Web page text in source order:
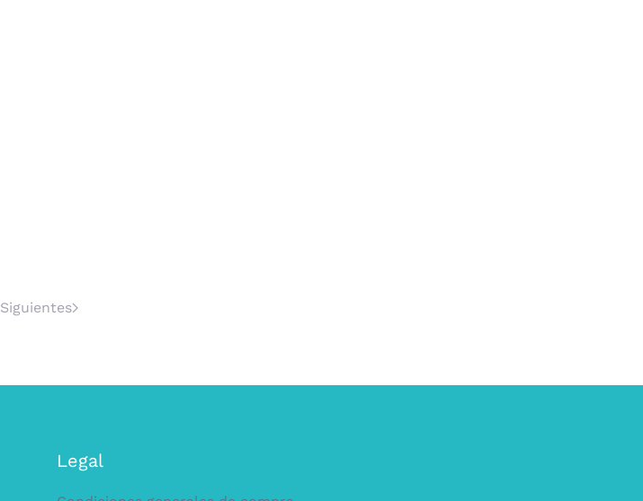
Siguientes
Legal